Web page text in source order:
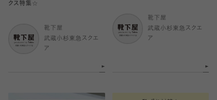
クス特集☆
靴下屋
武蔵小杉東急スクエ
ア
靴下屋
武蔵小杉東急スクエ
ア